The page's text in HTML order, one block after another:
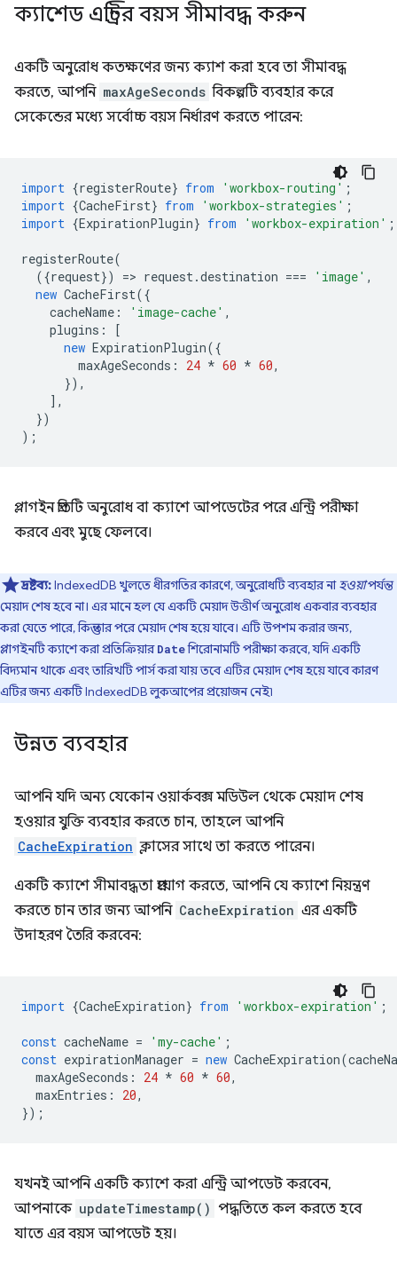
ক্যাশেড এন্ট্রির বয়স সীমাবদ্ধ করুন
একটি অনুরোধ কতক্ষণের জন্য ক্যাশ করা হবে তা সীমাবদ্ধ
করতে, আপনি maxAgeSeconds বিকল্পটি ব্যবহার করে
সেকেন্ডের মধ্যে সর্বোচ্চ বয়স নির্ধারণ করতে পারেন:
import {registerRoute} from 'workbox-routing' ;
import {CacheFirst} from 'workbox-strategies' ;
import {ExpirationPlugin} from 'workbox-expiration' ;
registerRoute(
({request}) => request.destination === 'image' ,
new CacheFirst({
cacheName : 'image-cache' ,
plugins :
[
new ExpirationPlugin({
maxAgeSeconds : 24 * 60 * 60,
}),
],
})
);
প্লাগইন প্রতিটি অনুরোধ বা ক্যাশে আপডেটের পরে এন্ট্রি পরীক্ষা
করবে এবং মুছে ফেলবে।
দ্রষ্টব্য:IndexedDB খুলতে ধীরগতির কারণে, অনুরোধটি ব্যবহার নাহওয়াপর্যন্ত
মেয়াদ শেষ হবে না। এর মানে হল যে একটি মেয়াদ উত্তীর্ণ অনুরোধ একবার ব্যবহার
করা যেতে পারে, কিন্তু তার পরে মেয়াদ শেষ হয়ে যাবে। এটি উপশম করার জন্য,
প্লাগইনটি ক্যাশে করা প্রতিক্রিয়ারDateশিরোনামটি পরীক্ষা করবে, যদি একটি
বিদ্যমান থাকে এবং তারিখটি পার্স করা যায় তবে এটির মেয়াদ শেষ হয়ে যাবে কারণ
এটির জন্য একটি IndexedDB লুকআপের প্রয়োজন নেই৷
উন্নত ব্যবহার
আপনি যদি অন্য যেকোন ওয়ার্কবক্স মডিউল থেকে মেয়াদ শেষ
হওয়ার যুক্তি ব্যবহার করতে চান, তাহলে আপনি
CacheExpiration ক্লাসের সাথে তা করতে পারেন।
একটি ক্যাশে সীমাবদ্ধতা প্রয়োগ করতে, আপনি যে ক্যাশে নিয়ন্ত্রণ
করতে চান তার জন্য আপনি CacheExpiration এর একটি
উদাহরণ তৈরি করবেন:
import {CacheExpiration} from 'workbox-expiration' ;
const cacheName = 'my-cache' ;
const expirationManager = new CacheExpiration(
maxAgeSeconds : 24 * 60 * 60,
maxEntries : 20,
});
যখনই আপনি একটি ক্যাশে করা এন্ট্রি আপডেট করবেন,
আপনাকে updateTimestamp() পদ্ধতিতে কল করতে হবে
যাতে এর বয়স আপডেট হয়।